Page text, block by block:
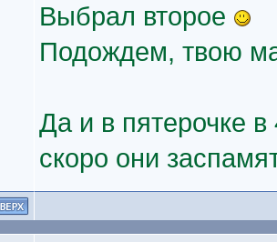
Выбрал второе
Подождем, твою
Да и в пятерочке в
скоро они